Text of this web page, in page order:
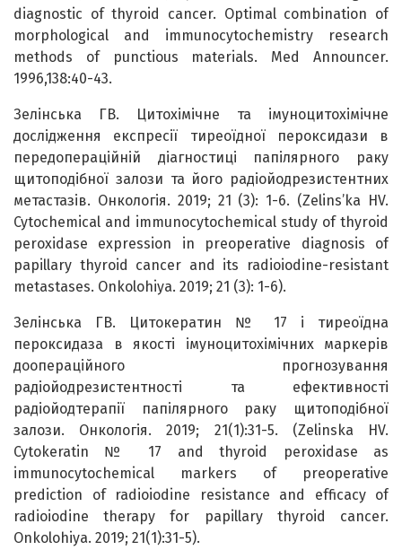
diagnostic of thyroid cancer. Optimal combination of
morphological and immunocytochemistry research
methods of punctious materials. Med Announcer.
1996,138:40-43.
Зелінська ГВ. Цитохімічне та імуноцитохімічне
дослідження експресії тиреоїдної пероксидази в
передопераційній діагностиці папілярного раку
щитоподібної залози та його радіойодрезистентних
метастазів. Онкологія. 2019; 21 (3): 1-6. (Zelins’ka HV.
Cytochemical and immunocytochemical study of thyroid
peroxidase expression in preoperative diagnosis of
papillary thyroid cancer and its radioiodine-resistant
metastases. Onkolohiya. 2019; 21 (3): 1-6).
Зелінська ГВ. Цитокератин № 17 і тиреоїдна
пероксидаза в якості імуноцитохімічних маркерів
доопераційного прогнозування
радіойодрезистентності та ефективності
радіойодтерапії папілярного раку щитоподібної
залози. Онкологія. 2019; 21(1):31-5. (Zelinska HV.
Cytokeratin № 17 and thyroid peroxidase as
immunocytochemical markers of preoperative
prediction of radioiodine resistance and efficacy of
radioiodine therapy for papillary thyroid cancer.
Onkolohiya. 2019; 21(1):31-5).